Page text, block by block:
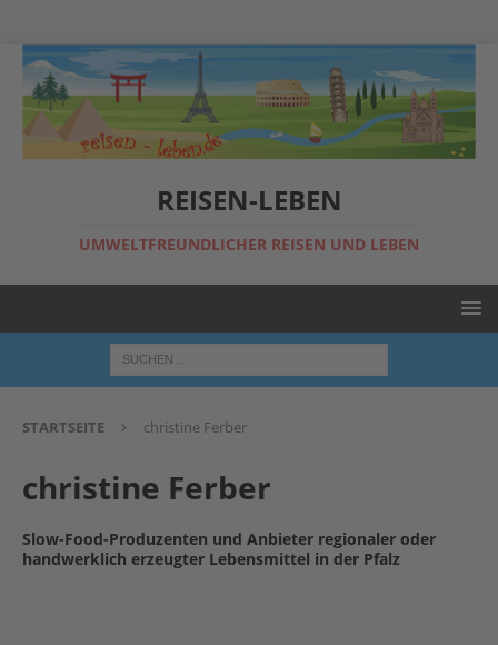
REISEN-LEBEN
UMWELTFREUNDLICHER REISEN UND LEBEN
STARTSEITE christine Ferber
christine Ferber
Slow-Food-Produzenten und Anbieter regionaler oder
handwerklich erzeugter Lebensmittel in der Pfalz